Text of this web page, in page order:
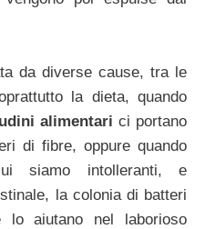
da diverse cause, tra le
la dieta, quando
alimentari ci portano
di fibre, oppure quando
siamo intolleranti, e
la colonia di batteri
lo aiutano nel laborioso